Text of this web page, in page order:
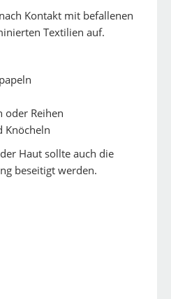
Kontakt mit befallenen
Textilien auf.
oder Reihen
Knöcheln
Haut sollte auch die
beseitigt werden.